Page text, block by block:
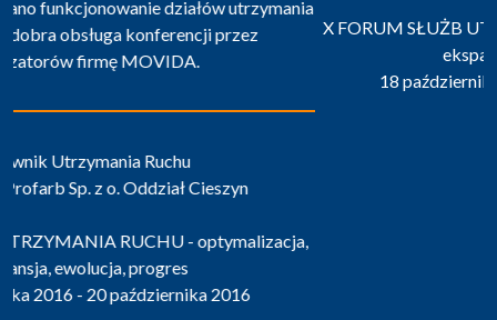
X FORUM SŁUŻB UTRZYMANIA RUCHU - optymalizacja,
ekspansja, ewolucja, progres
18 października 2016 - 20 października 2016